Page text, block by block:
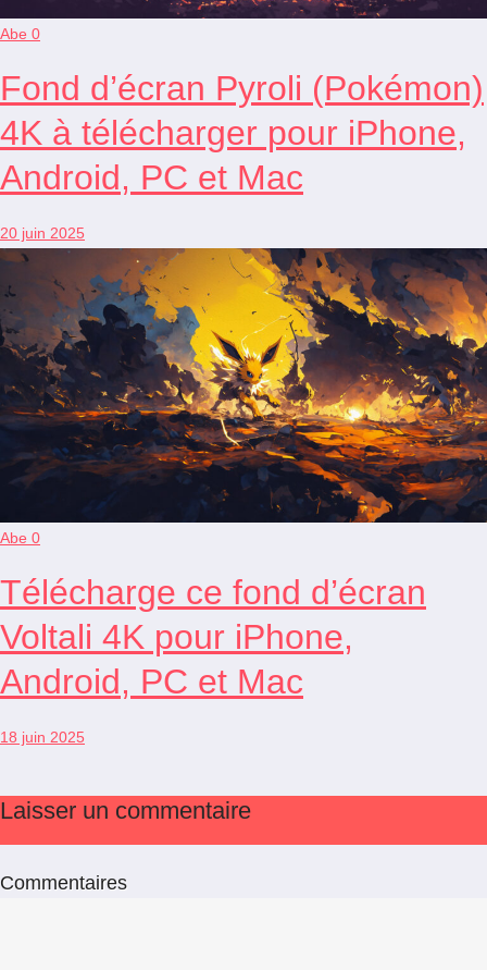
Abe 0
Fond d’écran Pyroli (Pokémon)
4K à télécharger pour iPhone,
Android, PC et Mac
20 juin 2025
Abe 0
Télécharge ce fond d’écran
Voltali 4K pour iPhone,
Android, PC et Mac
18 juin 2025
Laisser un commentaire
Commentaires